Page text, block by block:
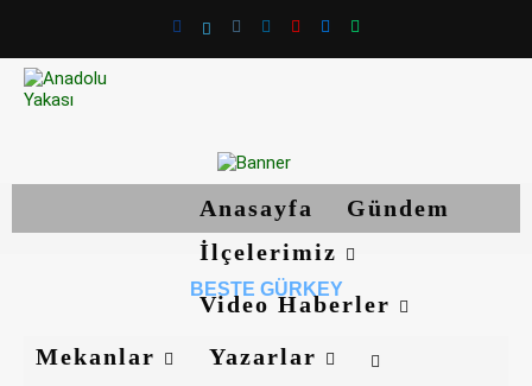
Anasayfa
Gündem
İlçelerimiz
Video Haberler
Mekanlar
Yazarlar
BESTE GÜRKEY